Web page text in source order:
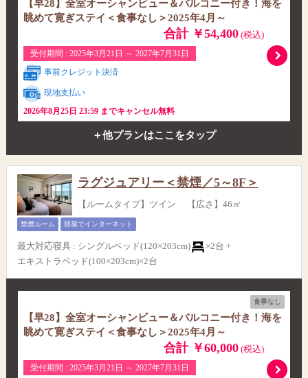
【早28】全室オーシャンビュー＆バルコニー付き！海を
眺めて寛ぎステイ＜食事なし＞2025年4月～
合計 ￥54,400(税込)
受付期間 : 2025年3月21日 ～ 2027年7月31日
事前クレジット決済
現地支払い
2026年8月25日 23:59 までキャンセル無料
＋他プランはここをタップ
ラグジュアリー＜禁煙／5～8F＞
【ルームタイプ】ツイン 【広さ】46㎡
禁煙ルーム 部屋でインターネット
最大対応寝具 : シングルベッド(120×203cm)
×2台 +
エキストラベッド(100×203cm)×2台
食事なし
【早28】全室オーシャンビュー＆バルコニー付き！海を
眺めて寛ぎステイ＜食事なし＞2025年4月～
合計 ￥60,000(税込)
受付期間 : 2025年3月21日 ～ 2027年7月31日